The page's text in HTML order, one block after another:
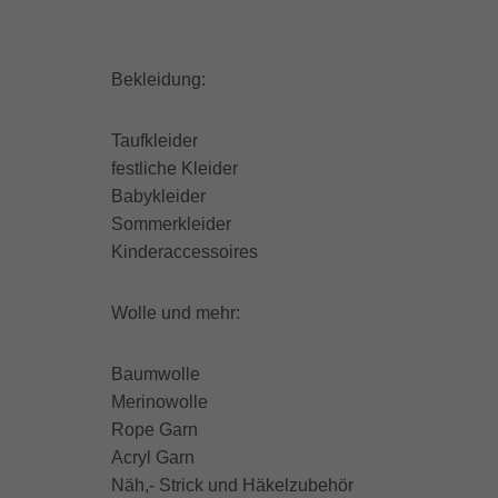
Bekleidung:
Taufkleider
festliche Kleider
Babykleider
Sommerkleider
Kinderaccessoires
Wolle und mehr:
Baumwolle
Merinowolle
Rope Garn
Acryl Garn
Näh,- Strick und Häkelzubehör